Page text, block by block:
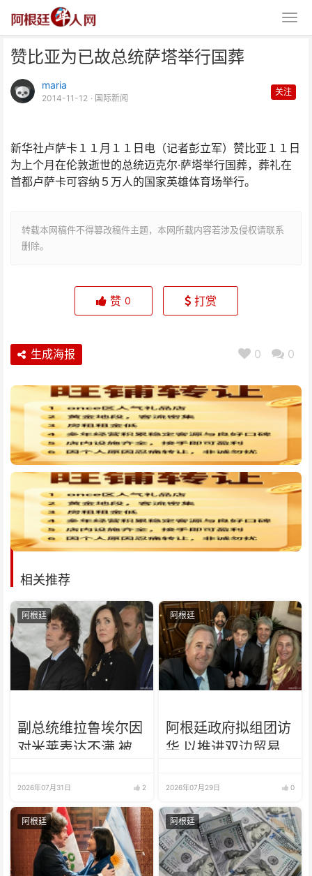
赞比亚为已故总统萨塔举行国葬
maria
2014-11-12 · 国际新闻
关注
新华社卢萨卡１１月１１日电（记者彭立军）赞比亚１１日
为上个月在伦敦逝世的总统迈克尔·萨塔举行国葬，葬礼在
首都卢萨卡可容纳５万人的国家英雄体育场举行。
转载本网稿件不得篡改稿件主题，本网所载内容若涉及侵权请联系
删除。
赞比亚为已故总统萨塔举行国葬
赞 0 打赏
0 0
生成海报
相关推荐
阿根廷
副总统维拉鲁埃尔因
对米莱表达不满 被
2026年07月31日 2
阿根廷
阿根廷政府拟组团访
华 以推进双边贸易
2026年07月29日 0
阿根廷 阿根廷